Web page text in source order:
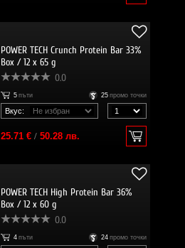
POWER TECH Crunch Protein Bar 33%
Box / 12 x 65 g
0.0
5 пъти 25 промо точки
Вкус:
25.71 €/ 50.28 лв.
POWER TECH High Protein Bar 36%
Box / 12 x 60 g
0.0
4 пъти 24 промо точки